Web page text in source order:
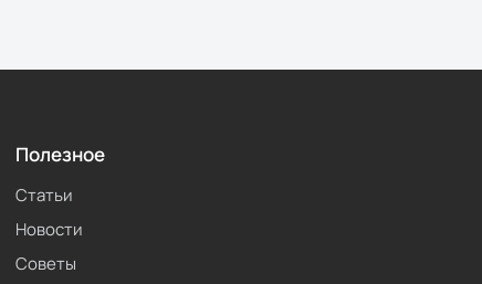
Полезное
Статьи
Новости
Советы